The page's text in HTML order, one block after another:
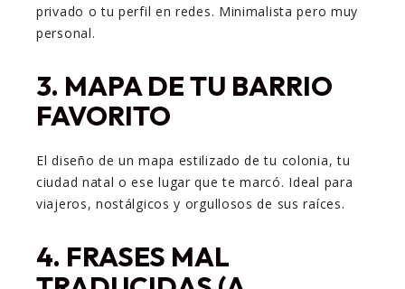
privado o tu perfil en redes. Minimalista pero muy
personal.
3. MAPA DE TU BARRIO
FAVORITO
El diseño de un mapa estilizado de tu colonia, tu
ciudad natal o ese lugar que te marcó. Ideal para
viajeros, nostálgicos y orgullosos de sus raíces.
4. FRASES MAL